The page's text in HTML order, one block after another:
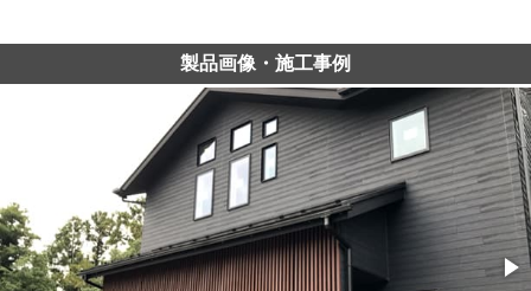
製品画像・施工事例